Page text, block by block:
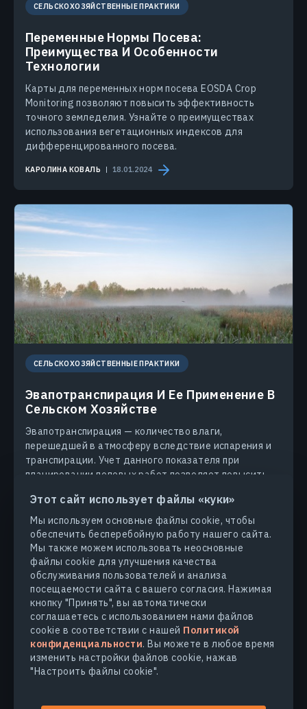
Этот сайт использует файлы «куки»
Мы используем основные файлы cookie, чтобы
обеспечить бесперебойную работу нашего сайта.
Мы также можем использовать неосновные
файлы cookie для улучшения качества
обслуживания пользователей и анализа
посещаемости сайта с вашего согласия. Нажимая
кнопку "Принять", вы автоматически
соглашаетесь с использованием нами файлов
cookie в соответствии с нашей Политикой
конфиденциальности. Вы можете в любое время
изменить настройки файлов cookie, нажав
"Настроить файлы cookie".
СЕЛЬСКОХОЗЯЙСТВЕННЫЕ ПРАКТИКИ
Переменные Нормы Посева:
Преимущества И Особенности
Технологии
Карты для переменных норм посева EOSDA Crop
Monitoring позволяют повысить эффективность
точного земледелия. Узнайте о преимуществах
использования вегетационных индексов для
дифференцированного посева.
КАРОЛИНА КОВАЛЬ 18.01.2024
СЕЛЬСКОХОЗЯЙСТВЕННЫЕ ПРАКТИКИ
Эвапотранспирация И Ее Применение В
Сельском Хозяйстве
Эвапотранспирация — количество влаги,
перешедшей в атмосферу вследствие испарения и
транспирации. Учет данного показателя при
планировании полевых работ позволяет повысить
ПРОДУКТЫ И РЕШЕНИЯ
ОТРАСЛИ